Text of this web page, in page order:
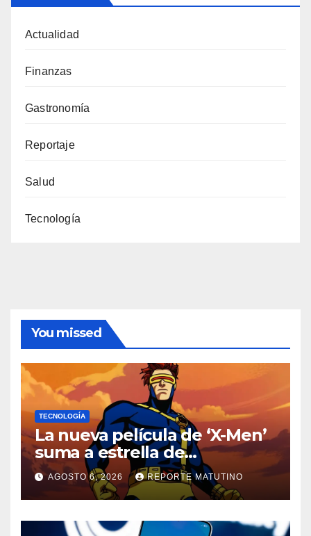
Actualidad
Finanzas
Gastronomía
Reportaje
Salud
Tecnología
You missed
TECNOLOGÍA
La nueva película de ‘X-Men’
suma a estrella de
‘Heartstopper’ como Cíclope
AGOSTO 6, 2026 REPORTE MATUTINO